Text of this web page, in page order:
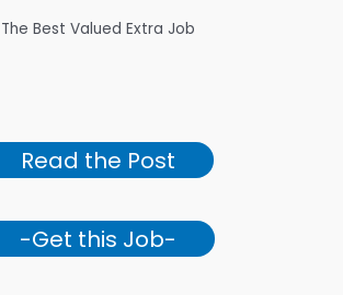
The Best Valued Extra Job
Read the Post
-Get this Job-